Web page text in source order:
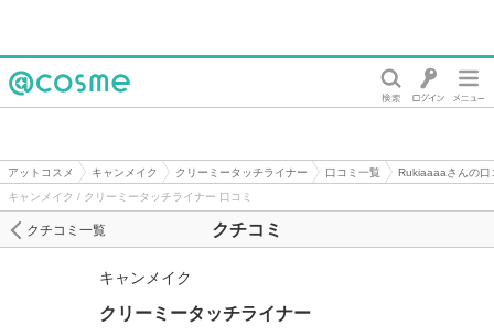
アットコスメ キャンメイク クリーミータッチライナー 口コミ一覧
Rukiaaaaさんの口
キャンメイク / クリーミータッチライナー 口コミ
クチコミ
クチコミ一覧
キャンメイク
クリーミータッチライナー